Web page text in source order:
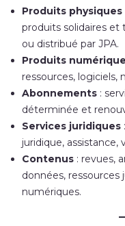
Produits physiques
produits solidaires
ou distribué par JPA.
Produits
ressources, logiciels,
Abonnements :
déterminée et
Services juridiques
juridique, assistance,
Contenus : revues,
données, ressources
numériques.